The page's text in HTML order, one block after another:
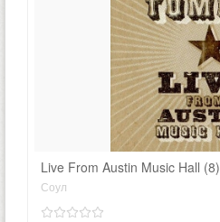
Live From Austin Music Hall (8)
Соул